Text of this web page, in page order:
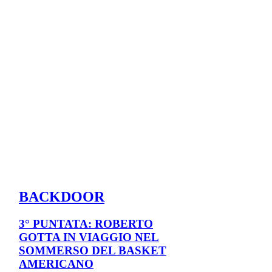
BACKDOOR
3° PUNTATA: ROBERTO
GOTTA IN VIAGGIO NEL
SOMMERSO DEL BASKET
AMERICANO